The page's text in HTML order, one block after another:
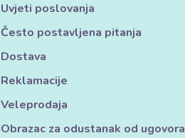
Uvjeti poslovanja
Često postavljena pitanja
Dostava
Reklamacije
Veleprodaja
Obrazac za odustanak od ugovora